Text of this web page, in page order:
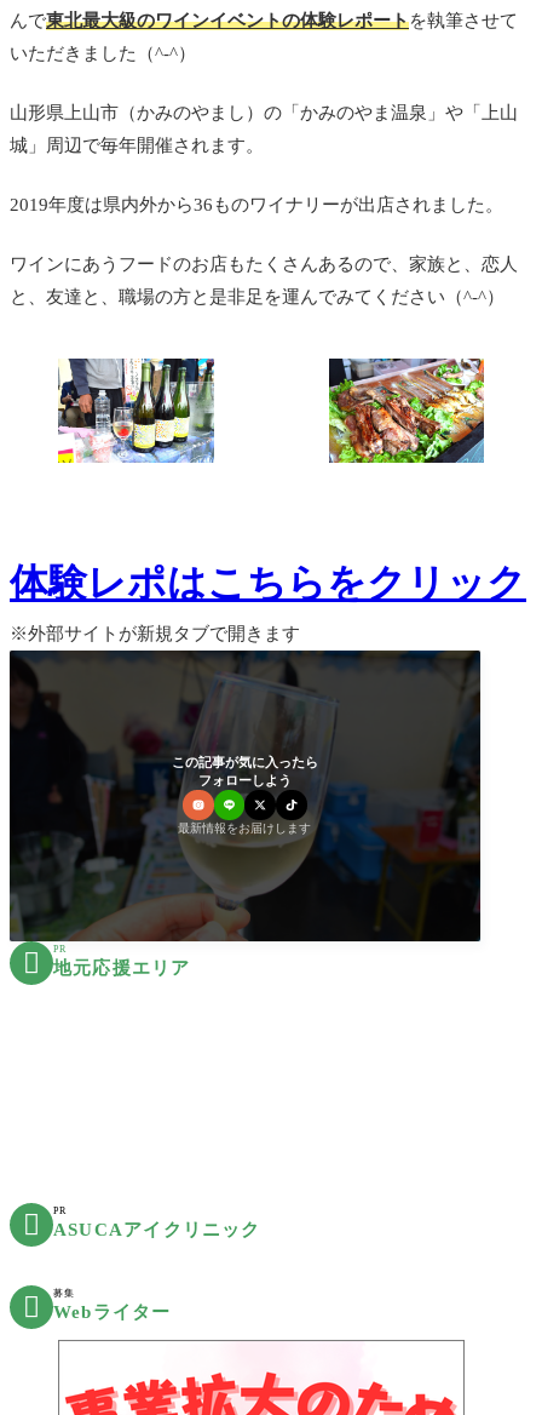
んで東北最大級のワインイベントの体験レポートを執筆させて
いただきました（^-^）
山形県上山市（かみのやまし）の「かみのやま温泉」や「上山
城」周辺で毎年開催されます。
2019年度は県内外から36ものワイナリーが出店されました。
ワインにあうフードのお店もたくさんあるので、家族と、恋人
と、友達と、職場の方と是非足を運んでみてください（^-^）
体験レポはこちらをクリック
※外部サイトが新規タブで開きます
この記事が気に入ったら
フォローしよう
最新情報をお届けします
 PR
地元応援エリア
 PR
ASUCAアイクリニック
 募集
Webライター